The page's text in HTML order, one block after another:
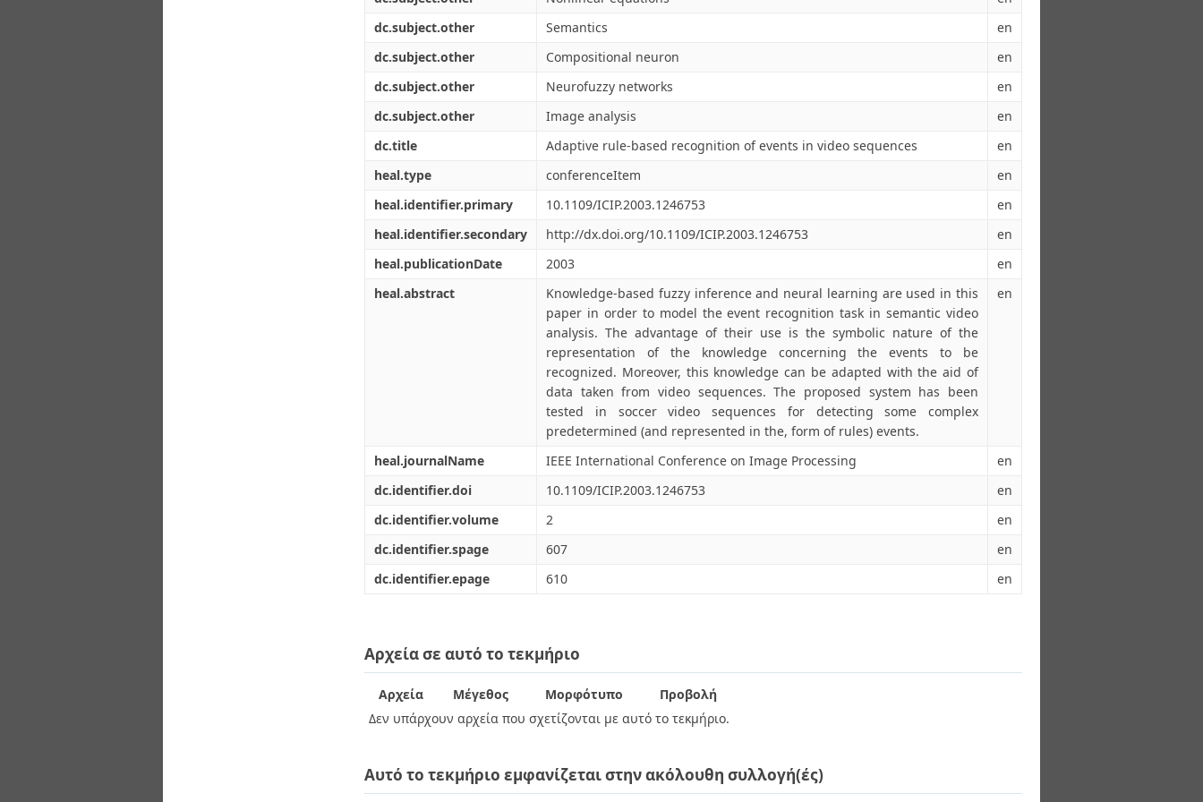
dc.subject.other
Semantics
en
dc.subject.other
Compositional neuron
en
dc.subject.other
Neurofuzzy networks
en
dc.subject.other
Image analysis
en
dc.title
Adaptive rule-based recognition of events in video sequences
en
heal.type
conferenceItem
en
heal.identifier.primary
10.1109/ICIP.2003.1246753
en
heal.identifier.secondary
http://dx.doi.org/10.1109/ICIP.2003.1246753
en
heal.publicationDate
2003
en
heal.abstract
Knowledge-based fuzzy inference and neural learning are used in this
paper in order to model the event recognition task in semantic video
analysis. The advantage of their use is the symbolic nature of the
representation of the knowledge concerning the events to be
recognized. Moreover, this knowledge can be adapted with the aid of
data taken from video sequences. The proposed system has been
tested in soccer video sequences for detecting some complex
predetermined (and represented in the, form of rules) events.
en
heal.journalName IEEE International Conference on Image Processing
en
dc.identifier.doi
10.1109/ICIP.2003.1246753
en
dc.identifier.volume
2
en
dc.identifier.spage
607
en
dc.identifier.epage
610 en
Αρχεία σε αυτό το τεκμήριο
Αρχεία Μέγεθος Μορφότυπο
Προβολή
Δεν υπάρχουν αρχεία που σχετίζονται με αυτό το τεκμήριο.
Αυτό το τεκμήριο εμφανίζεται στην ακόλουθη συλλογή(ές)